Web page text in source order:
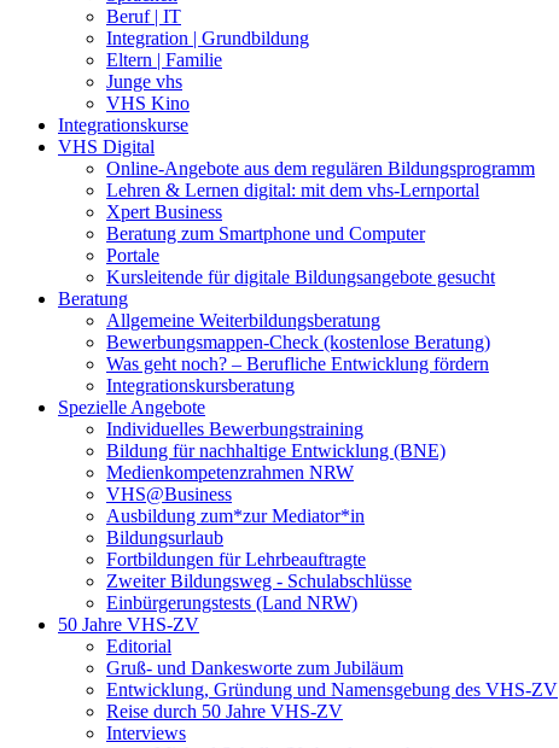
Beruf | IT
Integration | Grundbildung
Eltern | Familie
Junge vhs
VHS Kino
Integrationskurse
VHS Digital
Online-Angebote aus dem regulären Bildungsprogramm
Lehren & Lernen digital: mit dem vhs-Lernportal
Xpert Business
Beratung zum Smartphone und Computer
Portale
Kursleitende für digitale Bildungsangebote gesucht
Beratung
Allgemeine Weiterbildungsberatung
Bewerbungsmappen-Check (kostenlose Beratung)
Was geht noch? – Berufliche Entwicklung fördern
Integrationskursberatung
Spezielle Angebote
Individuelles Bewerbungstraining
Bildung für nachhaltige Entwicklung (BNE)
Medienkompetenzrahmen NRW
VHS@Business
Ausbildung zum*zur Mediator*in
Bildungsurlaub
Fortbildungen für Lehrbeauftragte
Zweiter Bildungsweg - Schulabschlüsse
Einbürgerungstests (Land NRW)
50 Jahre VHS-ZV
Editorial
Gruß- und Dankesworte zum Jubiläum
Entwicklung, Gründung und Namensgebung des VHS-ZV
Reise durch 50 Jahre VHS-ZV
Interviews